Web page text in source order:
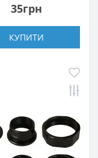
35грн
КУПИТИ